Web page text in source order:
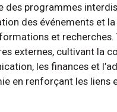
des programmes
des événements et
et
externes, cultivant la
les finances et
en renforçant les